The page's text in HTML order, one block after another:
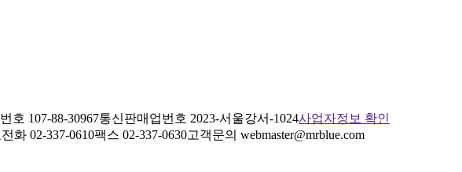
호 107-88-30967통신판매업번호 2023-서울강서-1024사업자정보 확인
화 02-337-0610팩스 02-337-0630고객문의 webmaster@mrblue.com